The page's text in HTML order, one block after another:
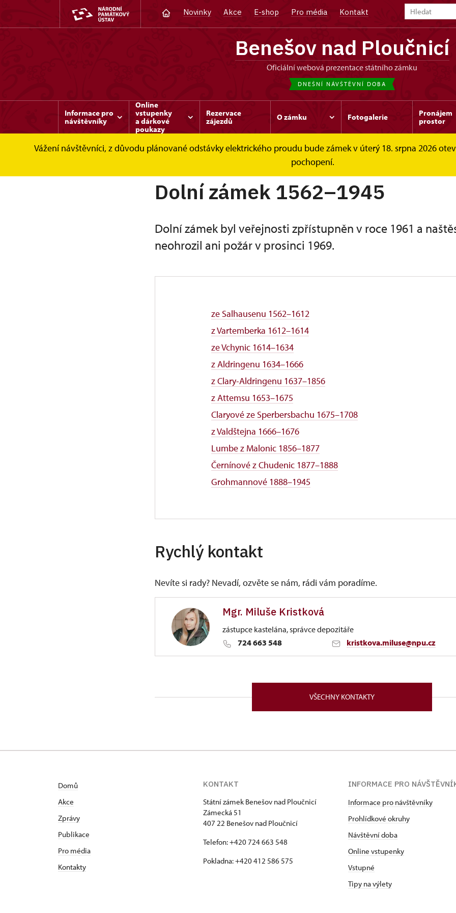
Novinky Akce E-shop Pro média Kontakt
Benešov nad Ploučnicí
oficiální webová prezentace státního zámku
DNEŠNÍ NÁVŠTĚVNÍ DOBA
Informace pro
návštěvníky
Online
vstupenky
a dárkové
poukazy
Rezervace
zájezdů
O zámku Fotogalerie
Pronájem
prostor
Vážení návštěvníci, z důvodu plánované odstávky elektrického proudu bude zámek v úterý 18. srpna 2026
pochopení.
Benešov nad Ploučnicí O zámku Dolní zámek 1562–1945
Dolní zámek 1562–1945
Dolní zámek byl veřejnosti zpřístupněn v roce 1961 a
neohrozil ani požár v prosinci 1969.
ze Salhausenu 1562–1612
z Vartemberka 1612–1614
ze Vchynic 1614–1634
z Aldringenu 1634–1666
z Clary-Aldringenu 1637–1856
z Attemsu 1653–1675
Claryové ze Sperbersbachu 1675–1708
z Valdštejna 1666–1676
Lumbe z Malonic 1856–1877
Černínové z Chudenic 1877–1888
Grohmannové 1888–1945
Rychlý kontakt
Nevíte si rady? Nevadí, ozvěte se nám, rádi vám poradíme.
Mgr. Miluše Kristková
zástupce kastelána, správce depozitáře
724 663 548
kristkova.miluse@npu.cz
Zámecká 51/, Benešov nad Ploučnicí 40722
VŠECHNY KONTAKTY
Domů
Akce
Zprávy
Publikace
Pro média
Kontakty
KONTAKT
Státní zámek Benešov nad Ploučnicí
Zámecká 51
407 22 Benešov nad Ploučnicí
Telefon: +420 724 663 548
Pokladna: +420 412 586 575
INFORMACE PRO
Informace pro návštěvníky
Prohlídkové okruhy
Návštěvní doba
Online vstupenky
Vstupné
Tipy na výlety